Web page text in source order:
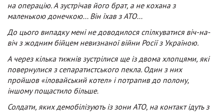
на операцію. А зустрічав його брат, а не кохана з
маленькою донечкою… Він їхав з АТО…
До цього випадку мені не доводилося спілкуватися віч-на-
віч з жодним бійцем невизнаної війни Росії з Україною.
А через кілька тижнів зустрілися ще із двома хлопцями, які
повернулися з сепаратистського пекла. Один з них
пройшов «іловайський котел» і потрапив до полону,
іншому пощастило більше.
Солдати, яких демобілізують із зони АТО, на контакт ідуть з